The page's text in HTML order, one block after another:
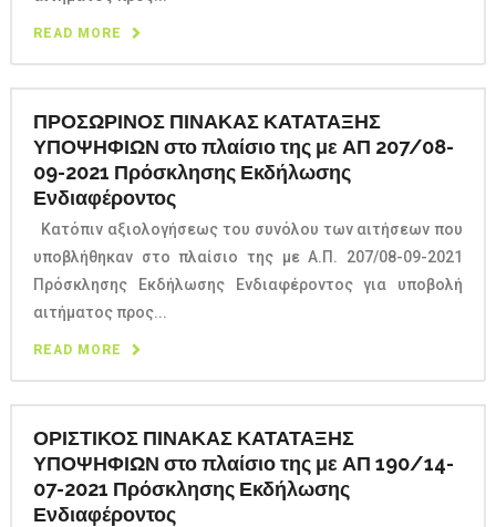
READ MORE
ΠΡΟΣΩΡΙΝΟΣ ΠΙΝΑΚΑΣ ΚΑΤΑΤΑΞΗΣ
ΥΠΟΨΗΦΙΩΝ στο πλαίσιο της με ΑΠ 207/08-
09-2021 Πρόσκλησης Εκδήλωσης
Ενδιαφέροντος
Κατόπιν αξιολογήσεως του συνόλου των αιτήσεων που
υποβλήθηκαν στο πλαίσιο της με Α.Π. 207/08-09-2021
Πρόσκλησης Εκδήλωσης Ενδιαφέροντος για υποβολή
αιτήματος προς...
READ MORE
ΟΡΙΣΤΙΚΟΣ ΠΙΝΑΚΑΣ ΚΑΤΑΤΑΞΗΣ
ΥΠΟΨΗΦΙΩΝ στο πλαίσιο της με ΑΠ 190/14-
07-2021 Πρόσκλησης Εκδήλωσης
Ενδιαφέροντος